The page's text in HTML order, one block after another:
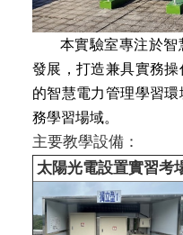
本實驗室專注於智
發展，打造兼具實務
的智慧電力管理學習
務學習場域。
主要教學設備：
太陽光電設置實習考